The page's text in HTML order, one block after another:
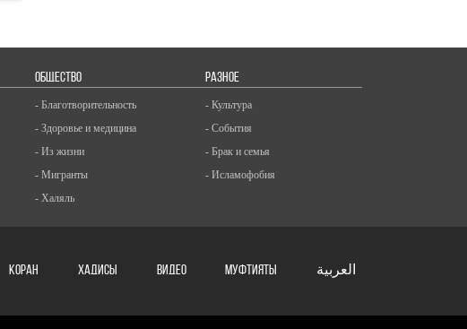
ОБЩЕСТВО
- Благотворительность
- Здоровье и медицина
- Из жизни
- Мигранты
- Халяль
РАЗНОЕ
- Культура
- События
- Брак и семья
- Исламофобия
КОРАН ХАДИСЫ ВИДЕО Муфтияты العربية